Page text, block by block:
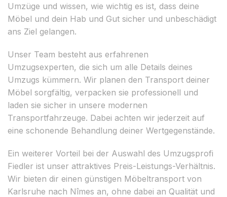
Umzüge und wissen, wie wichtig es ist, dass deine
Möbel und dein Hab und Gut sicher und unbeschädigt
ans Ziel gelangen.
Unser Team besteht aus erfahrenen
Umzugsexperten, die sich um alle Details deines
Umzugs kümmern. Wir planen den Transport deiner
Möbel sorgfältig, verpacken sie professionell und
laden sie sicher in unsere modernen
Transportfahrzeuge. Dabei achten wir jederzeit auf
eine schonende Behandlung deiner Wertgegenstände.
Ein weiterer Vorteil bei der Auswahl des Umzugsprofi
Fiedler ist unser attraktives Preis-Leistungs-Verhältnis.
Wir bieten dir einen günstigen Möbeltransport von
Karlsruhe nach Nîmes an, ohne dabei an Qualität und